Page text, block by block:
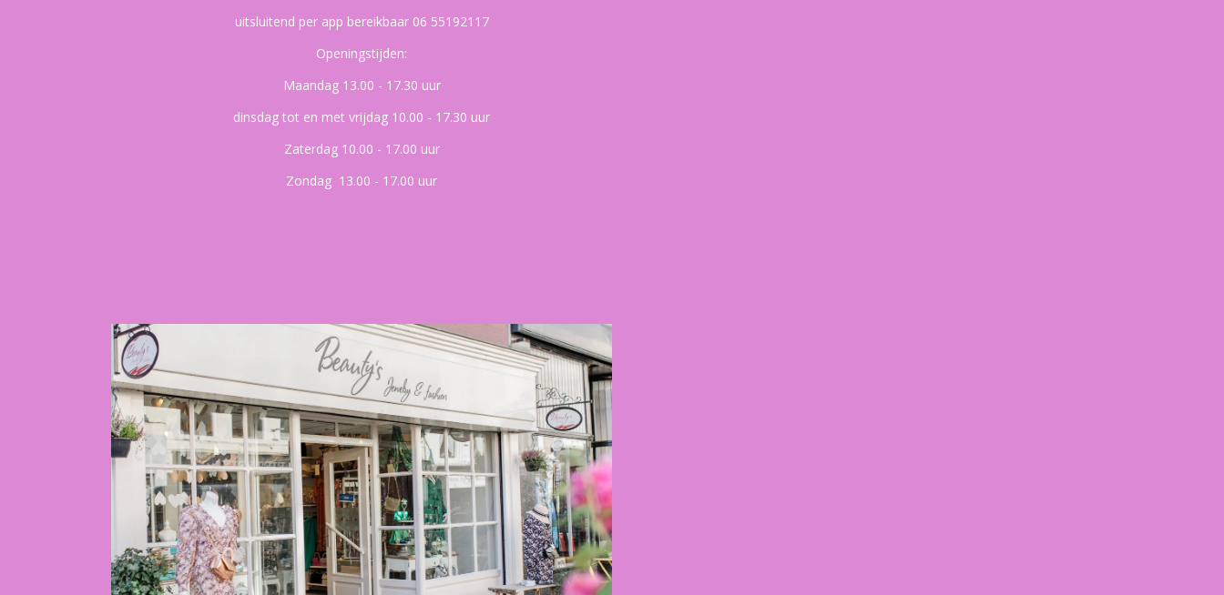
uitsluitend per app bereikbaar 06 55192117
Openingstijden:
Maandag 13.00 - 17.30 uur
dinsdag tot en met vrijdag 10.00 - 17.30 uur
Zaterdag 10.00 - 17.00 uur
Zondag 13.00 - 17.00 uur